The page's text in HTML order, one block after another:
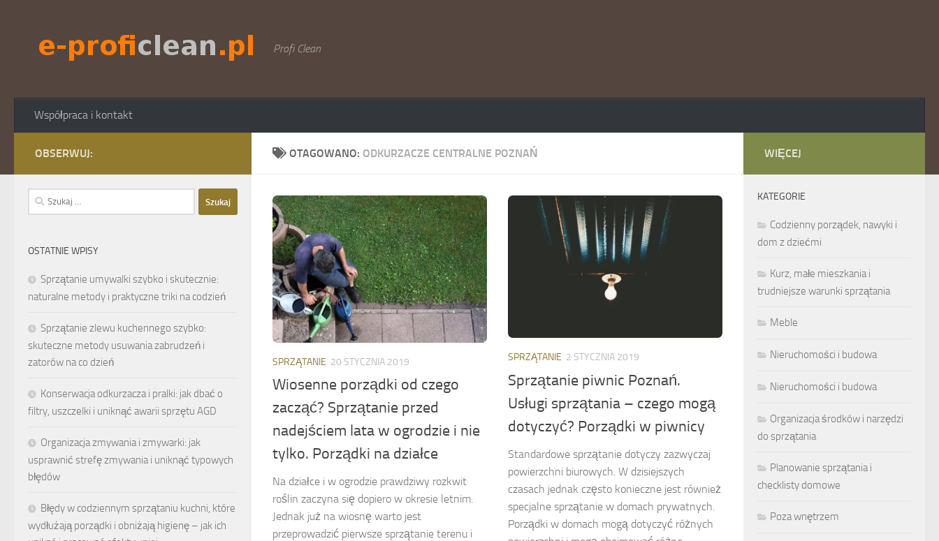
Profi Clean
Współpraca i kontakt
OTAGOWANO: ODKURZACZE CENTRALNE POZNAŃ
SPRZĄTANIE 20 STYCZNIA 2019
Wiosenne porządki od czego
zacząć? Sprzątanie przed
nadejściem lata w ogrodzie i nie
tylko. Porządki na działce
Na działce i w ogrodzie prawdziwy rozkwit
roślin zaczyna się dopiero w okresie letnim.
Jednak już na wiosnę warto jest
przeprowadzić pierwsze sprzątanie terenu i
SPRZĄTANIE 2 STYCZNIA 2019
Sprzątanie piwnic Poznań.
Usługi sprzątania – czego mogą
dotyczyć? Porządki w piwnicy
Standardowe sprzątanie dotyczy zazwyczaj
powierzchni biurowych. W dzisiejszych
czasach jednak często konieczne jest również
specjalne sprzątanie w domach prywatnych.
Porządki w domach mogą dotyczyć różnych
OBSERWUJ:
Szukaj:
OSTATNIE WPISY
Sprzątanie umywalki szybko i skutecznie:
naturalne metody i praktyczne triki na codzień
Sprzątanie zlewu kuchennego szybko:
skuteczne metody usuwania zabrudzeń i
zatorów na co dzień
Konserwacja odkurzacza i pralki: jak dbać o
filtry, uszczelki i uniknąć awarii sprzętu AGD
Organizacja zmywania i zmywarki: jak
usprawnić strefę zmywania i uniknąć typowych
błędów
Błędy w codziennym sprzątaniu kuchni, które
wydłużają porządki i obniżają higienę – jak ich
WIĘCEJ
KATEGORIE
Codzienny porządek, nawyki i
dom z dziećmi
Kurz, małe mieszkania i
trudniejsze warunki sprzątania
Meble
Nieruchomości i budowa
Nieruchomości i budowa
Organizacja środków i narzędzi
do sprzątania
Planowanie sprzątania i
checklisty domowe
Poza wnętrzem